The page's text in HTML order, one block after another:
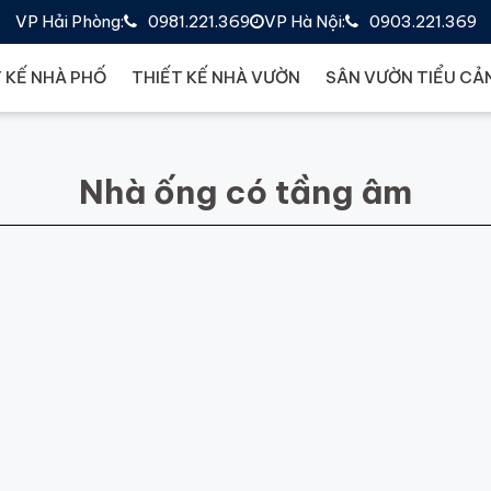
VP Hà Nội: 0903.221.369
VP Hải Phòng: 0981.221.369
NHÀ PHỐ THIẾT KẾ NHÀ VƯỜN SÂN VƯỜN TIỂU
Nhà ống có tầng âm